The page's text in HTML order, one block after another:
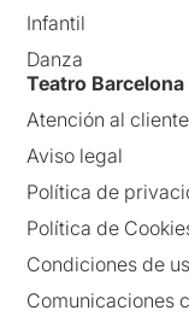
Infantil
Danza
Teatro
Atención al cliente
Aviso legal
Política de
Política de
Condiciones de
Comunicaciones